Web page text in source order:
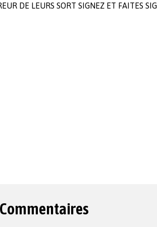
DE LEURS SORT SIGNEZ ET FAITES
Commentaires